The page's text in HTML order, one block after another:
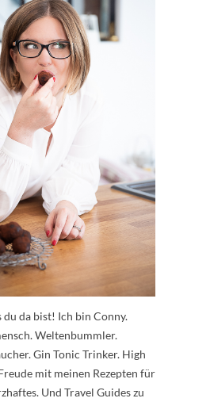
du da bist! Ich bin Conny.
Weltenbummler.
Gin Tonic Trinker. High
mit meinen Rezepten für
Und Travel Guides zu